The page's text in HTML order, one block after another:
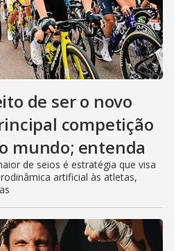
de ser o novo
competição
mundo; entenda
de seios é estratégia que visa
artificial às atletas,